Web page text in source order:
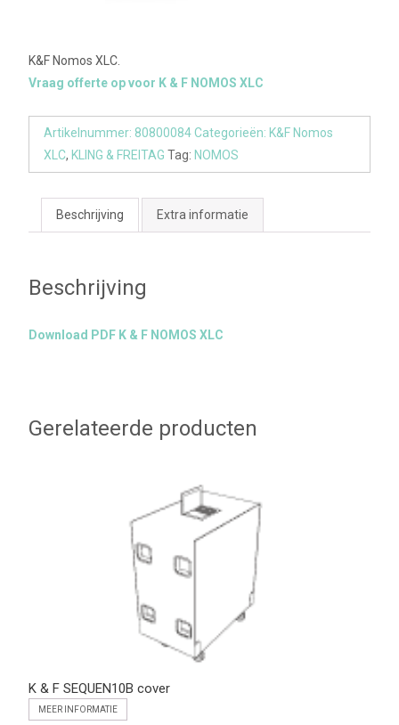
K&F Nomos XLC.
Vraag offerte op voor K & F NOMOS XLC
Artikelnummer: 80800084Categorieën: K&F Nomos
XLC, KLING & FREITAG Tag: NOMOS
Beschrijving Extra informatie
Beschrijving
Download PDF K & F NOMOS XLC
Gerelateerde producten
K & F SEQUEN10B cover
MEER INFORMATIE